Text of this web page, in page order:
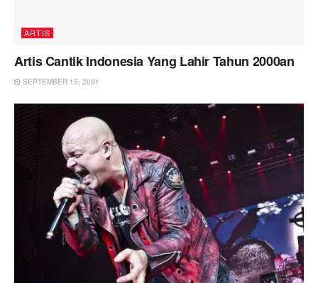
ARTIS
Artis Cantik Indonesia Yang Lahir Tahun 2000an
SEPTEMBER 15, 2021